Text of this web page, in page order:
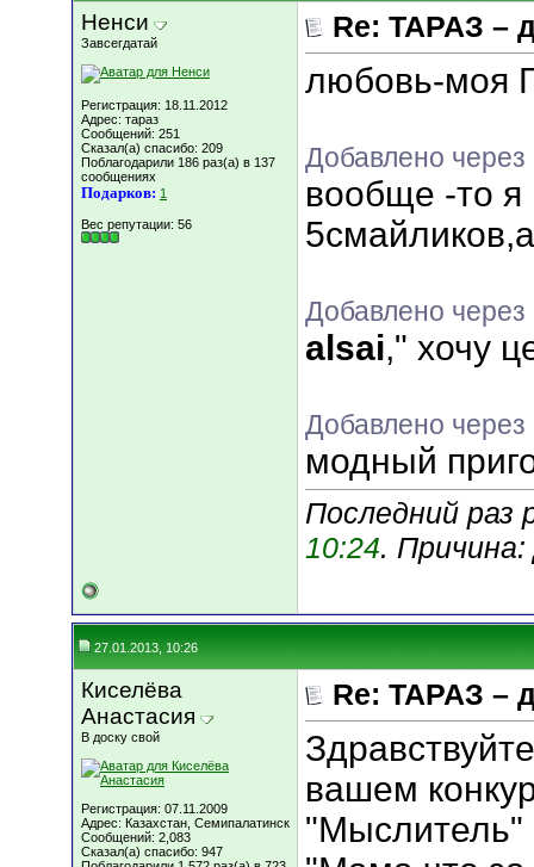
Ненси
Завсегдатай
Регистрация: 18.11.2012
Адрес: тараз
Сообщений: 251
Сказал(а) спасибо: 209
Поблагодарили 186 раз(а) в 137
сообщениях
Подарков: 1
Вес репутации: 56
Re: ТАРАЗ –
любовь-моя
Добавлено
вообще -то я
Добавлено через
alsai," хочу
Добавлено
модный
Последний раз
10:24.
27.01.2013, 10:26
Киселёва
Анастасия
В доску свой
Регистрация: 07.11.2009
Адрес: Казахстан, Семипалатинск
Сообщений: 2,083
Сказал(а) спасибо: 947
Re: ТАРАЗ –
вашем
"Мыслитель"